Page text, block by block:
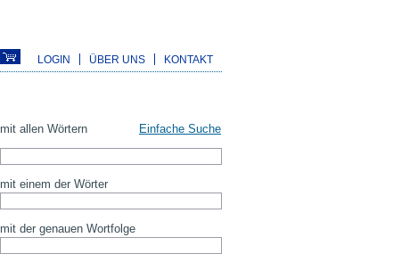
LOGIN ÜBER UNS KONTAKT
mit allen Wörtern Einfache Suche
mit einem der Wörter
mit der genauen Wortfolge